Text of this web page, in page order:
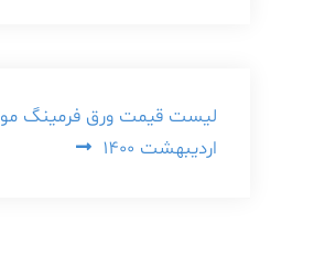
راهبری
نوشته
اردیبهشت ۱۴۰۰